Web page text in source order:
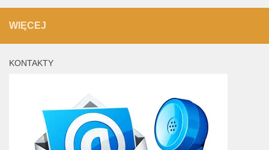
WIĘCEJ
KONTAKTY